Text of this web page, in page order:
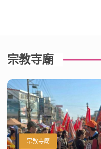
宗教寺廟
宗教寺廟